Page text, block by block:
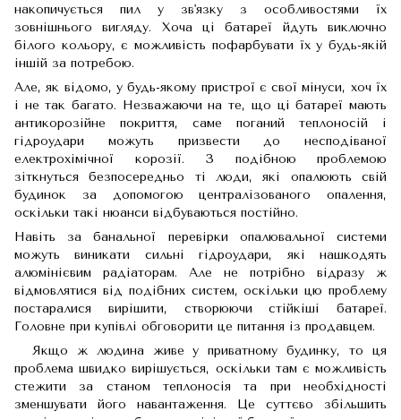
накопичується пил у зв'язку з особливостями їх
зовнішнього вигляду. Хоча ці батареї йдуть виключно
білого кольору, є можливість пофарбувати їх у будь-якій
іншій за потребою.
Але, як відомо, у будь-якому пристрої є свої мінуси, хоч їх
і не так багато. Незважаючи на те, що ці батареї мають
антикорозійне покриття, саме поганий теплоносій і
гідроудари можуть призвести до несподіваної
електрохімічної корозії. З подібною проблемою
зіткнуться безпосередньо ті люди, які опалюють свій
будинок за допомогою централізованого опалення,
оскільки такі нюанси відбуваються постійно.
Навіть за банальної перевірки опалювальної системи
можуть виникати сильні гідроудари, які нашкодять
алюмінієвим радіаторам. Але не потрібно відразу ж
відмовлятися від подібних систем, оскільки цю проблему
постаралися вирішити, створюючи стійкіші батареї.
Головне при купівлі обговорити це питання із продавцем.
Якщо ж людина живе у приватному будинку, то ця
проблема швидко вирішується, оскільки там є можливість
стежити за станом теплоносія та при необхідності
зменшувати його навантаження. Це суттєво збільшить